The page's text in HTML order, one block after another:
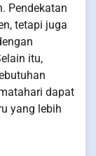
Pendekatan
tetapi juga
itu,
dapat
yang lebih